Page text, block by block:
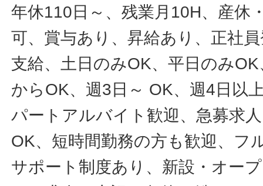
年休110日～、残業月10H、産休
可、賞与あり、昇給あり、正社
支給、土日のみOK、平日のみ
からOK、週3日～ OK、週4日以
パートアルバイト歓迎、急募求
OK、短時間勤務の方も歓迎、フ
サポート制度あり、新設・オー